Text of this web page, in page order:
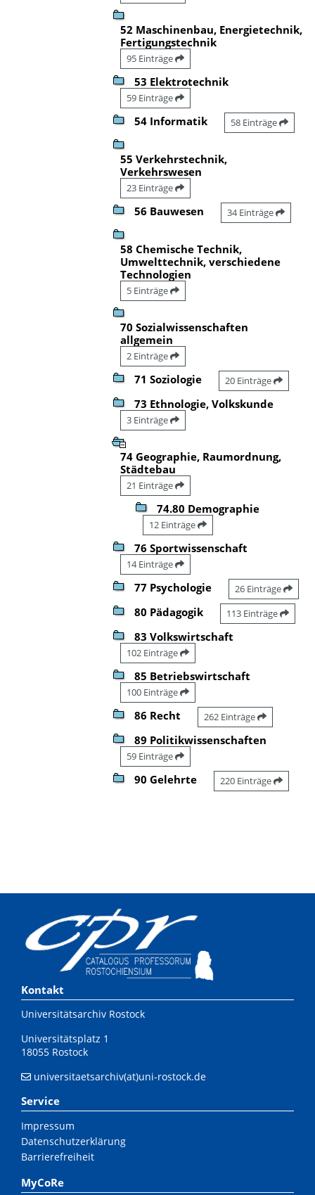
52 Maschinenbau, Energietechnik,
Fertigungstechnik
95 Einträge
53 Elektrotechnik
59 Einträge
54 Informatik 58 Einträge
55 Verkehrstechnik,
Verkehrswesen
23 Einträge
56 Bauwesen 34 Einträge
58 Chemische Technik,
Umwelttechnik, verschiedene
Technologien
5 Einträge
70 Sozialwissenschaften
allgemein
2 Einträge
71 Soziologie 20 Einträge
73 Ethnologie, Volkskunde
3 Einträge
74 Geographie, Raumordnung,
Städtebau
21 Einträge
74.80 Demographie
12 Einträge
76 Sportwissenschaft
14 Einträge
77 Psychologie 26 Einträge
80 Pädagogik 113 Einträge
83 Volkswirtschaft
102 Einträge
85 Betriebswirtschaft
100 Einträge
86 Recht 262 Einträge
89 Politikwissenschaften
59 Einträge
90 Gelehrte 220 Einträge
Kontakt
Universitätsarchiv Rostock
Universitätsplatz 1
18055 Rostock
universitaetsarchiv(at)uni-rostock.de
Service
Impressum
Datenschutzerklärung
Barrierefreiheit
MyCoRe